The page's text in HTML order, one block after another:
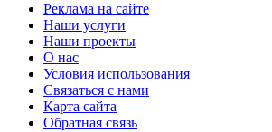
Реклама на сайте
Наши услуги
Наши проекты
О нас
Условия использования
Связаться с нами
Карта сайта
Обратная связь